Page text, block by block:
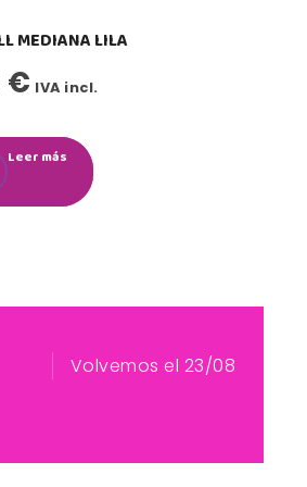
Volvemos el 23/08
MEDIANA LILA
€ IVA incl.
Leer más